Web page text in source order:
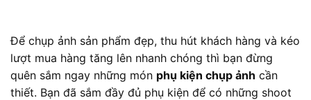
Để chụp ảnh sản phẩm đẹp, thu hút khách hàng và kéo
lượt mua hàng tăng lên nhanh chóng thì bạn đừng
quên sắm ngay những món phụ kiện chụp ảnh cần
thiết. Bạn đã sắm đầy đủ phụ kiện để có những shoot